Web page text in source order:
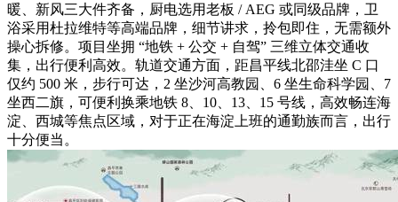
暖、新风三大件齐备，厨电选用老板 / AEG 或同级品牌，卫
浴采用杜拉维特等高端品牌，细节讲求，拎包即住，无需额外
操心拆修。项目坐拥 “地铁 + 公交 + 自驾” 三维立体交通收
集，出行便利高效。轨道交通方面，距昌平线北邵洼坐 C 口
仅约 500 米，步行可达，2 坐沙河高教园、6 坐生命科学园、7
坐西二旗，可便利换乘地铁 8、10、13、15 号线，高效畅连海
淀、西城等焦点区域，对于正在海淀上班的通勤族而言，出行
十分便当。